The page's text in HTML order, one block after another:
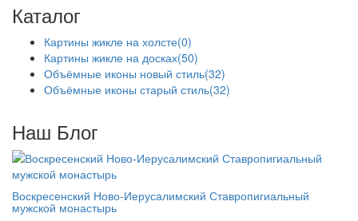
Каталог
Картины жикле на холсте(0)
Картины жикле на досках(50)
Объёмные иконы новый стиль(32)
Объёмные иконы старый стиль(32)
Наш Блог
Воскресенский Ново-Иерусалимский Ставропигиальный
мужской монастырь